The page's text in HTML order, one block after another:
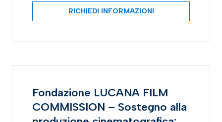
RICHIEDI INFORMAZIONI
Fondazione LUCANA FILM
COMMISSION – Sostegno alla